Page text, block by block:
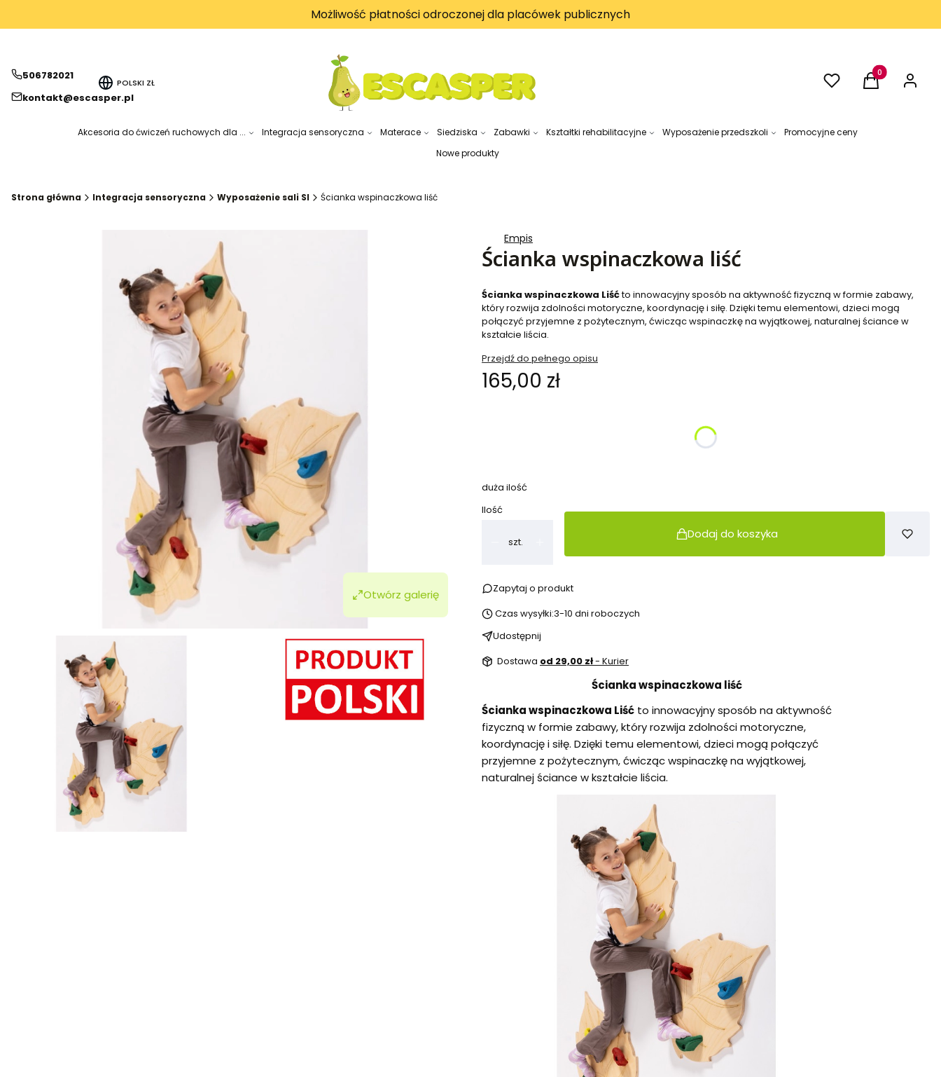
Możliwość płatności odroczonej dla placówek publicznych
506782021
kontakt@escasper.pl
POLSKI ZŁ UlubioneProdukty w
Koszyk Zaloguj
Akcesoria do ćwiczeń ruchowych dla ... Integracja sensoryczna Materace Siedziska Zabawki Kształtki rehabilitacyjne Wyposażenie przedszkoli
Promocyjne ceny
Nowe produkty
Strona główna Integracja sensoryczna Wyposażenie sali SI Ścianka wspinaczkowa liść
Otwórz galerię
Empis
Ścianka wspinaczkowa liść
Ścianka wspinaczkowa Liśćto innowacyjny sposób na aktywność fizyczną w formie zabawy,
który rozwija zdolności motoryczne, koordynację i siłę. Dzięki temu elementowi, dzieci mogą
połączyć przyjemne z pożytecznym, ćwicząc wspinaczkę na wyjątkowej, naturalnej ściance w
kształcie liścia.
Przejdź do pełnego opisu
Cena
165,00 zł
duża ilość
Ilość
szt.
Dodaj do koszyka
Zapytaj o produkt
Czas wysyłki:3-10 dni roboczych
Udostępnij
Dostawa od 29,00 zł- Kurier
Ścianka wspinaczkowa liść
Ścianka wspinaczkowa Liść to innowacyjny sposób na aktywność
fizyczną w formie zabawy, który rozwija zdolności motoryczne,
koordynację i siłę. Dzięki temu elementowi, dzieci mogą połączyć
przyjemne z pożytecznym, ćwicząc wspinaczkę na wyjątkowej,
naturalnej ściance w kształcie liścia.